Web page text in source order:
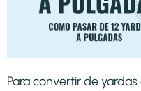
Para convertir de